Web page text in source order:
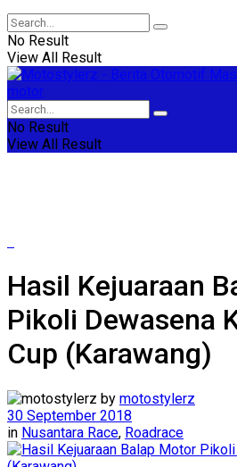
No Result
View All Result
No Result
View All Result
Hasil Kejuaraan
Pikoli Dewasena
Cup (Karawang)
by motostylerz
30 September 2018
in Nusantara Race, Roadrace